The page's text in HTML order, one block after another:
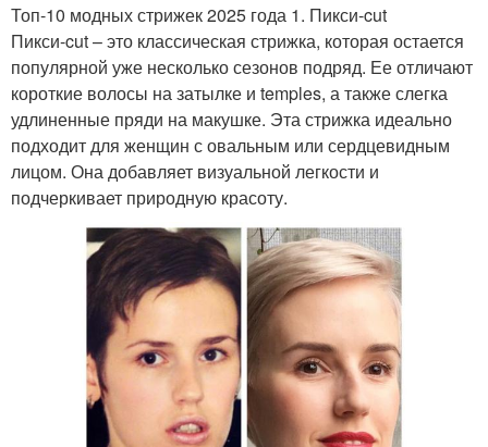
Топ-10 модных стрижек 2025 года 1. Пикси-cut
Пикси-cut – это классическая стрижка, которая остается
популярной уже несколько сезонов подряд. Ее отличают
короткие волосы на затылке и temples, а также слегка
удлиненные пряди на макушке. Эта стрижка идеально
подходит для женщин с овальным или сердцевидным
лицом. Она добавляет визуальной легкости и
подчеркивает природную красоту.